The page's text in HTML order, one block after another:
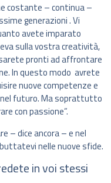
costante – continua –
generazioni . Vi
avete imparato
sulla vostra creatività,
pronti ad affrontare
In questo modo avrete
nuove competenze e
nel futuro. Ma soprattutto
con passione”.
– dice ancora – e nel
nelle nuove sfide.
in voi stessi